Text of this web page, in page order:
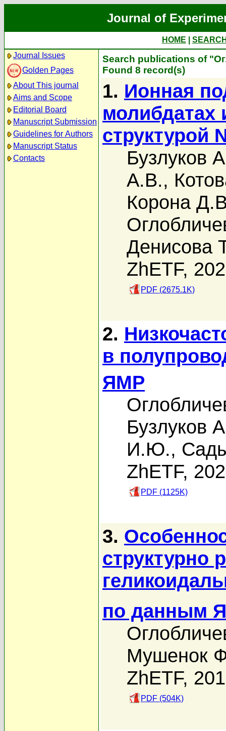
Journal of
HOME
Journal Issues
Golden Pages
About This journal
Aims and Scope
Editorial Board
Manuscript Submission
Guidelines for Authors
Manuscript Status
Contacts
Search publications of
Found 8 record(s)
1. Ионная
молибдатах
структурой
Бузлуков
А.В.,
Коpона
Денисова
ZhETF,
PDF (2675.1K)
2.
в
ЯМР
Бузлуков
И.Ю.,
ZhETF,
PDF (1125K)
3.
структурно
по данным
Мушенок
ZhETF,
PDF (504K)